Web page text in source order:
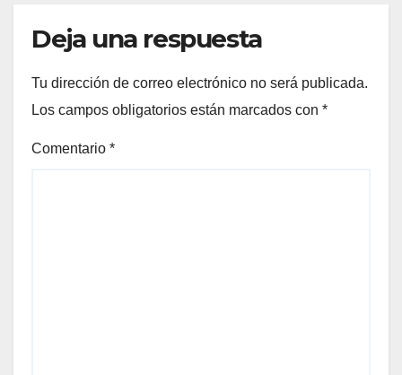
Deja una respuesta
Tu dirección de correo electrónico no será publicada.
Los campos obligatorios están marcados con *
Comentario *